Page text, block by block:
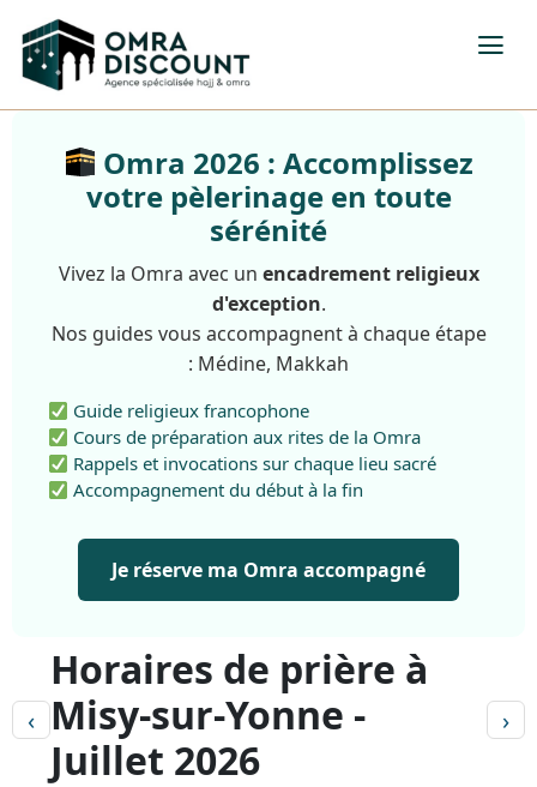
Omra 2026 : Accomplissez
votre pèlerinage en toute
sérénité
Vivez la Omra avec un encadrement religieux
d'exception.
Nos guides vous accompagnent à chaque étape
: Médine, Makkah
Guide religieux francophone
Cours de préparation aux rites de la Omra
Rappels et invocations sur chaque lieu sacré
Accompagnement du début à la fin
Je réserve ma Omra accompagné
‹
Horaires de prière à
Misy-sur-Yonne -
Juillet 2026
›